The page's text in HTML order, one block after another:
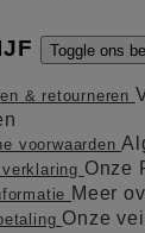
Toggle ons
& retourneren
voorwaarden
Onze
Meer
Onze